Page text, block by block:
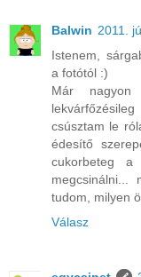
Balwin 2011.
Istenem,
a fotótól :)
Már nagyon
csúsztam le
édesítő
cukorbeteg a
megcsinálni...
tudom, milyen
Válasz